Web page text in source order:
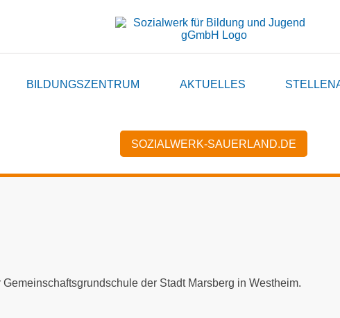
BILDUNGSZENTRUM AKTUELLES
SOZIALWERK-SAUERLAND.DE
der Stadt Marsberg in Westheim.